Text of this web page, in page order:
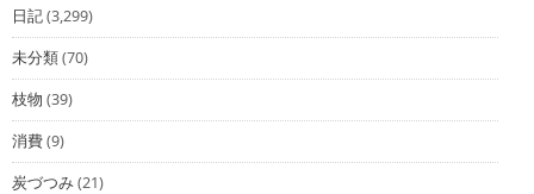
日記(3,299)
未分類(70)
枝物 (39)
消費(9)
炭づつみ(21)